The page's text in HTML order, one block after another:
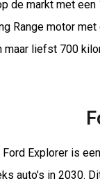
de markt met een
Range motor met
maar liefst 700
Explorer is
auto’s in 2030.